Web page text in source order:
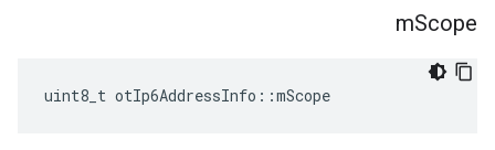
mScope
uint8_t otIp6AddressInfo ::mScope